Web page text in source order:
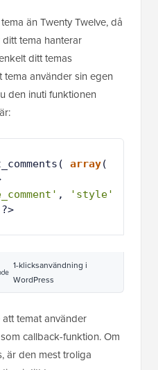
den inuti funktionen
array
=>
WordPress
temat använder
är den mest troliga
i ditt temas
den här funktionen för att
För att göra